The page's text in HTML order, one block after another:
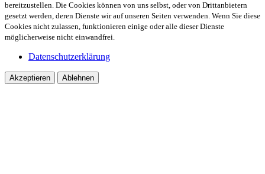
bereitzustellen. Die Cookies können von uns selbst, oder von Drittanbietern
gesetzt werden, deren Dienste wir auf unseren Seiten verwenden. Wenn Sie diese
Cookies nicht zulassen, funktionieren einige oder alle dieser Dienste
möglicherweise nicht einwandfrei.
Datenschutzerklärung
Akzeptieren Ablehnen